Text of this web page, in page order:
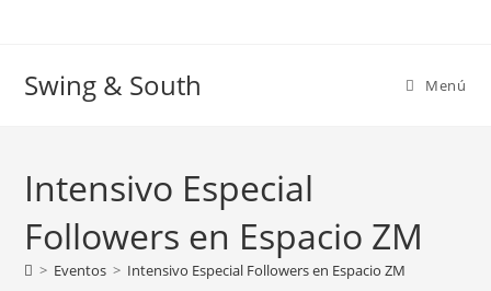
Swing & South Menú
Intensivo Especial
Followers en Espacio ZM
> Eventos > Intensivo Especial Followers en Espacio ZM